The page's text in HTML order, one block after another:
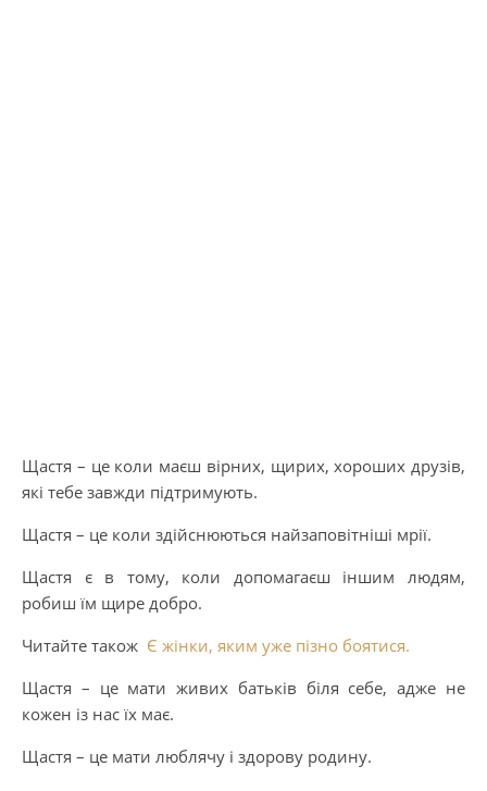
Щастя – це коли маєш вірних, щирих, хороших друзів,
які тебе завжди підтримують.
Щастя – це коли здійснюються найзаповітніші мрії.
Щастя є в тому, коли допомагаєш іншим людям,
робиш їм щире добро.
Читайте також Є жінки, яким уже пізно боятися.
Щастя – це мати живих батьків біля себе, адже не
кожен із нас їх має.
Щастя – це мати люблячу і здорову родину.